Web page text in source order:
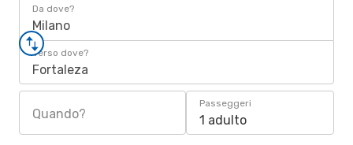
Da dove?
Milano
Verso dove?
Fortaleza
Quando?
Passeggeri
1 adulto